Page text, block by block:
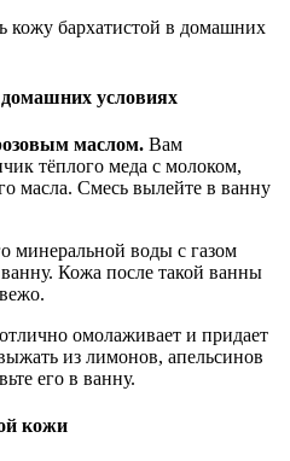
кожу бархатистой в домашних
условиях
маслом. Вам
тёплого меда с молоком,
масла. Смесь вылейте в ванну
минеральной воды с газом
Кожа после такой ванны
отлично омолаживает и придает
из лимонов, апельсинов
его в ванну.
кожи